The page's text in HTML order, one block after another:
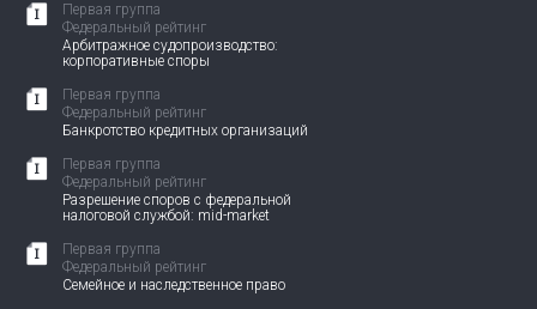
Первая группа
Федеральный рейтинг
Арбитражное судопроизводство:
корпоративные споры
Первая группа
Федеральный рейтинг
Банкротство кредитных организаций
Первая группа
Федеральный рейтинг
Разрешение споров с федеральной
налоговой службой: mid-market
Первая группа
Федеральный рейтинг
Семейное и наследственное право